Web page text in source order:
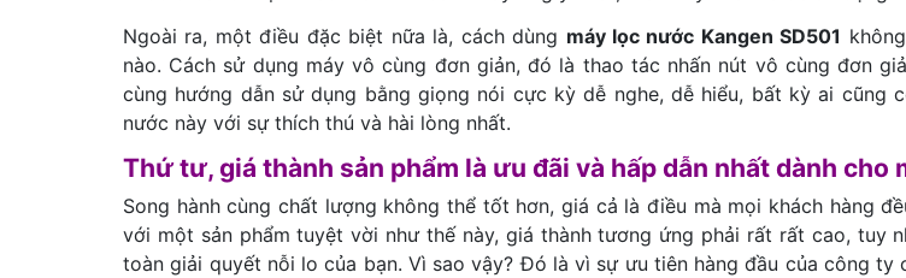
Ngoài ra, một điều đặc biệt nữa là, cách dùng máy lọc nước Kangen SD501
nào. Cách sử dụng máy vô cùng đơn giản, đó là thao tác nhấn nút vô cùng đơn
cùng hướng dẫn sử dụng bằng giọng nói cực kỳ dễ nghe, dễ hiểu, bất kỳ ai cũng
nước này với sự thích thú và hài lòng nhất.
Thứ tư, giá thành sản phẩm là ưu đãi và hấp dẫn nhất dành cho
Song hành cùng chất lượng không thể tốt hơn, giá cả là điều mà mọi khách hàng
với một sản phẩm tuyệt vời như thế này, giá thành tương ứng phải rất rất cao, tuy
toàn giải quyết nỗi lo của bạn. Vì sao vậy? Đó là vì sự ưu tiên hàng đầu của công ty